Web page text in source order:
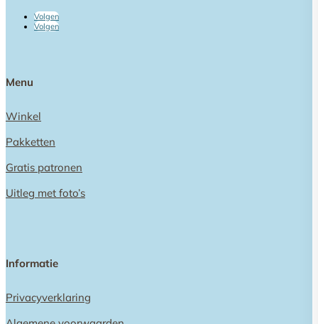
Volgen
Volgen
Menu
Winkel
Pakketten
Gratis patronen
Uitleg met foto’s
Informatie
Privacyverklaring